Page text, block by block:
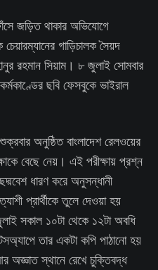
জড়িত থাকার অভিযোগে
গাড়িচালক সৈয়দ
রহমান সিয়াম। ৮ জুলাই সোমবার
ছবি ফেসবুকে ভাইরাল
অনুষ্ঠিত বাংলাদেশ রেলওয়ের
বেছে নেয়। এই পরীক্ষায় প্রশ্ন
ধারণ করে অনুসন্ধানী
প্রার্থীকে তুলে দেওয়া হয়
সকাল ১০টা থেকে ১২টা অবধি
তার একটা কপি পাঠানো হয়
স্থানে রেখে চুক্তিবদ্ধ